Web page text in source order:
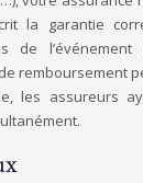
la garantie
de l’événement
remboursement
les assureurs